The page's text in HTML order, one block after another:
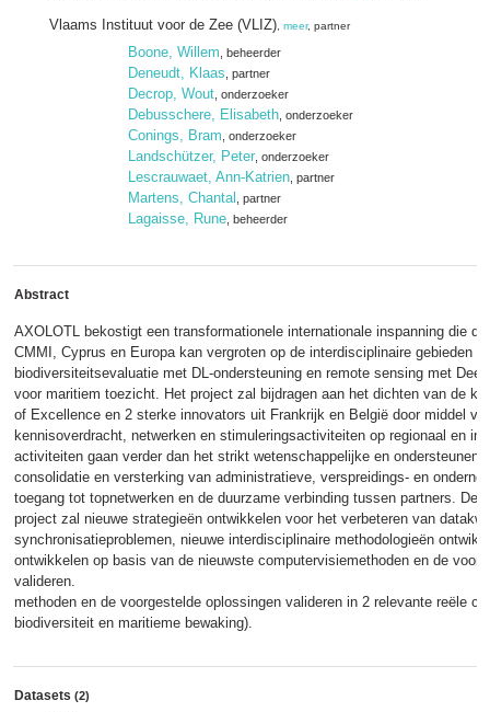
Vlaams Instituut voor de Zee (VLIZ) meer, partner
Boone, Willem , beheerder
Deneudt, Klaas , partner
Decrop, Wout , onderzoeker
Debusschere, Elisabeth , onderzoeker
Conings, Bram , onderzoeker
Landschützer, Peter , onderzoeker
Lescrauwaet, Ann-Katrien , partner
Martens, Chantal , partner
Lagaisse, Rune , beheerder
Abstract
AXOLOTL bekostigt een transformationele internationale inspanning die
CMMI, Cyprus en Europa kan vergroten op de interdisciplinaire gebieden
biodiversiteitsevaluatie met DL-ondersteuning en remote sensing met
voor maritiem toezicht. Het project zal bijdragen aan het dichten van de
of Excellence en 2 sterke innovators uit Frankrijk en België door middel
kennisoverdracht, netwerken en stimuleringsactiviteiten op regionaal en
activiteiten gaan verder dan het strikt wetenschappelijke en ondersteunen
consolidatie en versterking van administratieve, verspreidings- en
toegang tot topnetwerken en de duurzame verbinding tussen partners. De
project zal nieuwe strategieën ontwikkelen voor het verbeteren van
synchronisatieproblemen, nieuwe interdisciplinaire methodologieën
ontwikkelen op basis van de nieuwste computervisiemethoden en de
valideren.
methoden en de voorgestelde oplossingen valideren in 2 relevante reële
biodiversiteit en maritieme bewaking).
Datasets (2)